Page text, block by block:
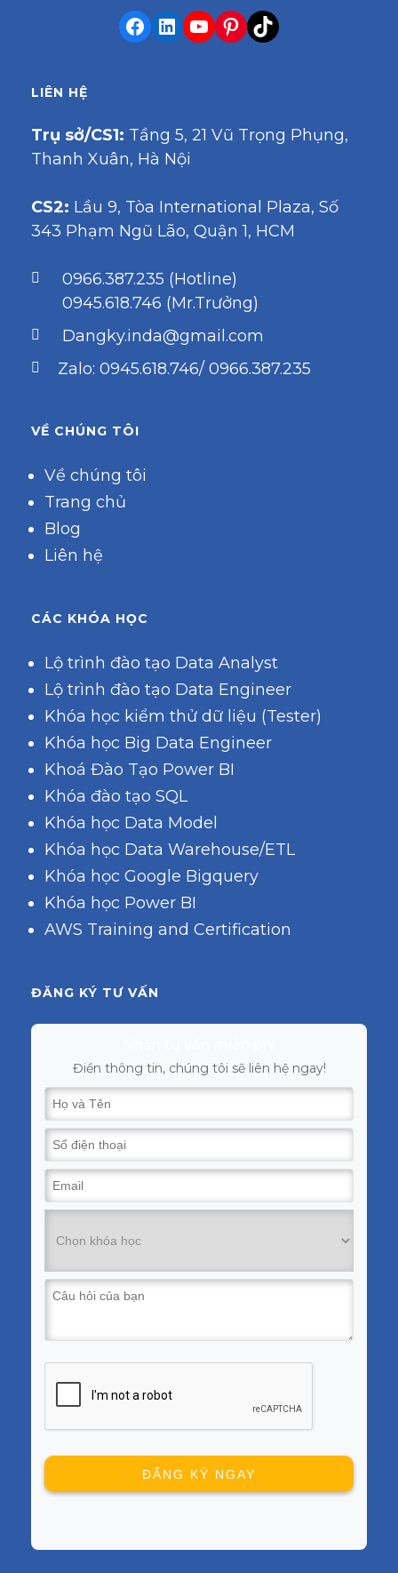
LIÊN HỆ
Trụ sở/CS1: Tầng 5, 21 Vũ Trọng Phụng,
Thanh Xuân, Hà Nội
CS2: Lầu 9, Tòa International Plaza, Số
343 Phạm Ngũ Lão, Quận 1, HCM
0966.387.235 (Hotline)
0945.618.746 (Mr.Trưởng)
Dangky.inda@gmail.com
Zalo: 0945.618.746/ 0966.387.235
VỀ CHÚNG TÔI
Về chúng tôi
Trang chủ
Blog
Liên hệ
CÁC KHÓA HỌC
Lộ trình đào tạo Data Analyst
Lộ trình đào tạo Data Engineer
Khóa học kiểm thử dữ liệu (Tester)
Khóa học Big Data Engineer
Khoá Đào Tạo Power BI
Khóa đào tạo SQL
Khóa học Data Model
Khóa học Data Warehouse/ETL
Khóa học Google Bigquery
Khóa học Power BI
AWS Training and Certification
ĐĂNG KÝ TƯ VẤN
Điền thông tin, chúng tôi sẽ liên hệ ngay!